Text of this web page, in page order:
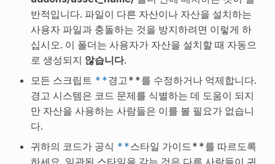
반적입니다. 파일이 다른 자산이나 자산을 설치하는
사용자 파일과 충돌하는 것을 방지하려면 이렇게 하
십시오. 이 폴더는 사용자가 자산을 설치할 때 자동으
로 생성되지 않습니다.
모든 스크립트 **경고**를 수정하거나 억제합니다.
경고 시스템은 코드 문제를 식별하는 데 도움이 되지
만 자산을 사용하는 사람들은 이를 볼 필요가 없습니
다.
귀하의 코드가 공식 **스타일 가이드**를 따르도록
하세요. 일관된 스타일을 갖는 것은 다른 사람들이 귀